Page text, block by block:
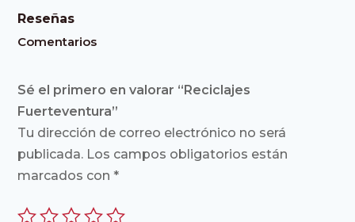
Reseñas
Comentarios
Sé el primero en valorar “Reciclajes
Fuerteventura”
Tu dirección de correo electrónico no será
publicada. Los campos obligatorios están
marcados con*